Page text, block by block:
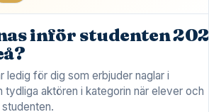
inför studenten
ledig för dig som erbjuder naglar i
tydliga aktören i kategorin när elever och